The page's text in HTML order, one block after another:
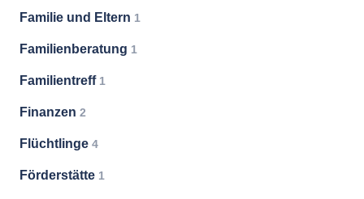
Familie und Eltern 1
Familienberatung 1
Familientreff 1
Finanzen 2
Flüchtlinge 4
Förderstätte 1